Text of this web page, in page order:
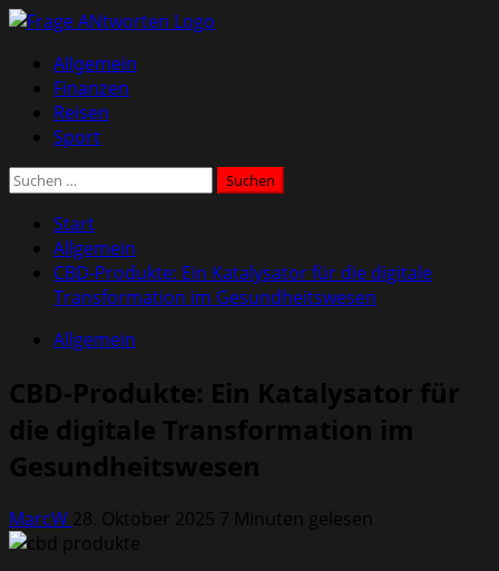
Zum
springen
Primäres
Menü
Allgemein
Finanzen
Reisen
Sport
Suchen
Start
Allgemein
CBD-Produkte: Ein Katalysator für die digitale
Transformation im Gesundheitswesen
Allgemein
CBD-Produkte: Ein Katalysator für
die digitale Transformation im
Gesundheitswesen
MarcW 28. Oktober 2025 7 Minuten gelesen